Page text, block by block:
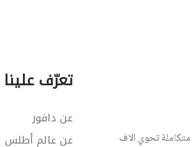
تحوي الاف
تعرّف علينا
عن دافور
عن عالم أطلس